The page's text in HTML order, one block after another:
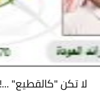
لا تكن "كالقطيع" ...!